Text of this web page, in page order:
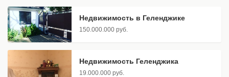
Недвижимость в Геленджике
150.000.000 руб.
Недвижимость Геленджика
19.000.000 руб.